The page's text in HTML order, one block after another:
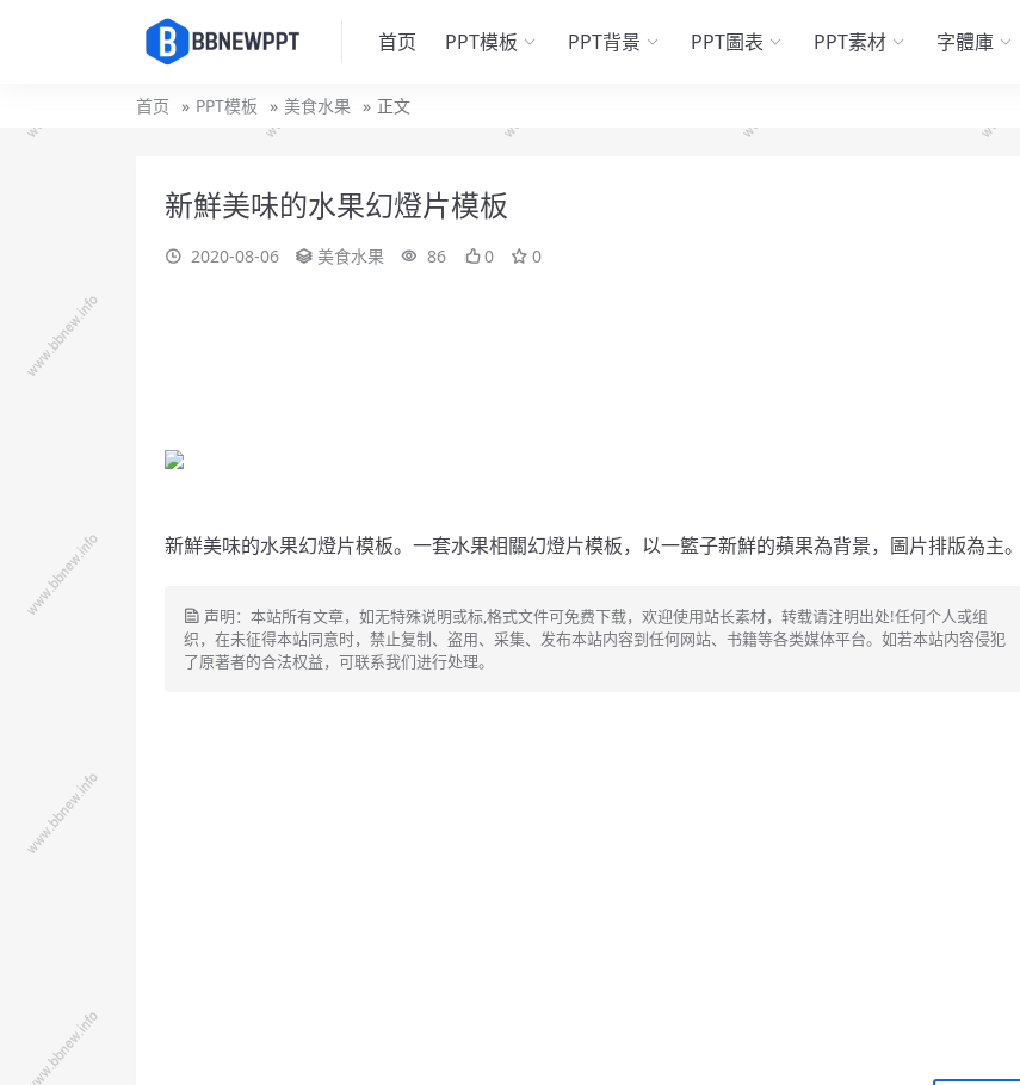
首页 PPT模板 PPT背景 PPT圖表 PPT素材 字體庫
首页 PPT模板 美食水果 正文
新鮮美味的水果幻燈片模板
2020-08-06 美食水果 86 0 0
新鮮美味的水果幻燈片模板。 一套水果相關幻燈片模板，以一籃子新鮮的蘋果為背景，圖片排版為主。
声明：本站所有文章，如无特殊说明或标,格式文件可免费下载，欢迎使用站长素材，转载请注明出处!任何个人或组
织，在未征得本站同意时，禁止复制、盗用、采集、发布本站内容到任何网站、书籍等各类媒体平台。如若本站内容侵犯
了原著者的合法权益，可联系我们进行处理。